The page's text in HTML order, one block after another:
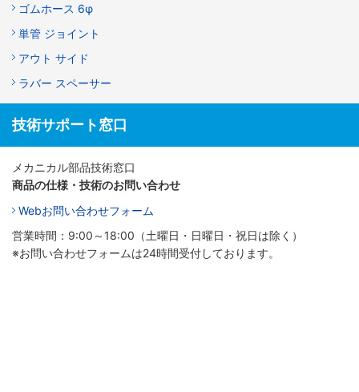
ゴムホース 6φ
単管 ジョイント
アウト サイド
ラバー スペーサー
技術サポート窓口
メカニカル部品技術窓口
商品の仕様・技術のお問い合わせ
Webお問い合わせフォーム
営業時間：9:00～18:00（土曜日・日曜日・祝日は除く）
※お問い合わせフォームは24時間受付しております。